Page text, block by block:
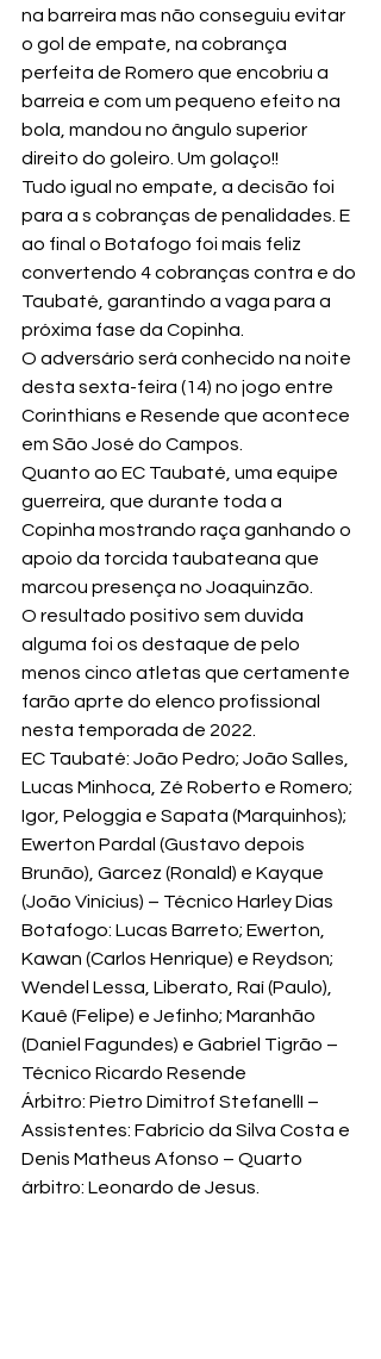
na barreira mas não conseguiu evitar
o gol de empate, na cobrança
perfeita de Romero que encobriu a
barreia e com um pequeno efeito na
bola, mandou no ângulo superior
direito do goleiro. Um golaço!!
Tudo igual no empate, a decisão foi
para a s cobranças de penalidades. E
ao final o Botafogo foi mais feliz
convertendo 4 cobranças contra e do
Taubaté, garantindo a vaga para a
próxima fase da Copinha.
O adversário será conhecido na noite
desta sexta-feira (14) no jogo entre
Corinthians e Resende que acontece
em São José do Campos.
Quanto ao EC Taubaté, uma equipe
guerreira, que durante toda a
Copinha mostrando raça ganhando o
apoio da torcida taubateana que
marcou presença no Joaquinzão.
O resultado positivo sem duvida
alguma foi os destaque de pelo
menos cinco atletas que certamente
farão aprte do elenco profissional
nesta temporada de 2022.
EC Taubaté: João Pedro; João Salles,
Lucas Minhoca, Zé Roberto e Romero;
Igor, Peloggia e Sapata (Marquinhos);
Ewerton Pardal (Gustavo depois
Brunão), Garcez (Ronald) e Kayque
(João Vinícius) – Técnico Harley Dias
Botafogo: Lucas Barreto; Ewerton,
Kawan (Carlos Henrique) e Reydson;
Wendel Lessa, Liberato, Raí (Paulo),
Kauê (Felipe) e Jefinho; Maranhão
(Daniel Fagundes) e Gabriel Tigrão –
Técnico Ricardo Resende
Árbitro: Pietro Dimitrof StefanellI –
Assistentes: Fabrício da Silva Costa e
Denis Matheus Afonso – Quarto
árbitro: Leonardo de Jesus.